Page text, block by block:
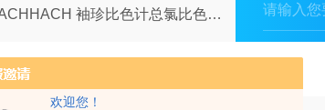
欢迎您！
袖珍比色计总氯比色皿 10mL w/1cm